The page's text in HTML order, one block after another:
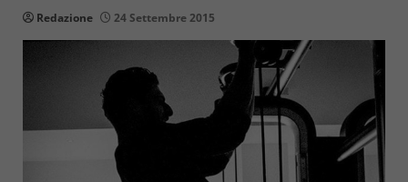
Redazione 24 Settembre 2015